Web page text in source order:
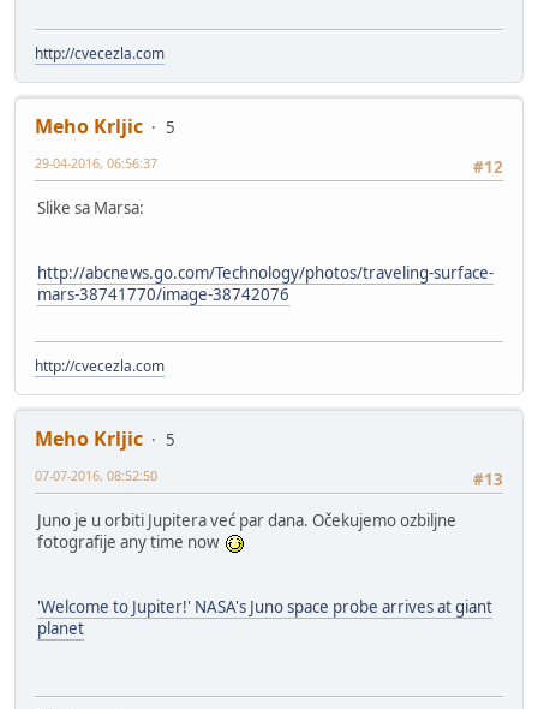
http://cvecezla.com
Meho Krljic
5
#12
29-04-2016, 06:56:37
Slike sa Marsa:
http://abcnews.go.com/Technology/photos/traveling-surface-
mars-38741770/image-38742076
http://cvecezla.com
Meho Krljic
5
#13
07-07-2016, 08:52:50
Juno je u orbiti Jupitera već par dana. Očekujemo ozbiljne
fotografije any time now
'Welcome to Jupiter!' NASA's Juno space probe arrives at giant
planet